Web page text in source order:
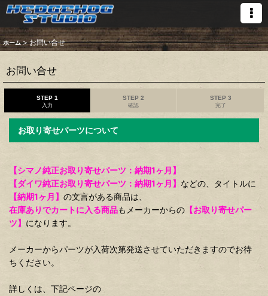
ホーム > お問い合せ
お問い合せ
STEP 1
入力
STEP 2
確認
STEP 3
完了
お取り寄せパーツについて
【シマノ純正お取り寄せパーツ：納期1ヶ月】
【ダイワ純正お取り寄せパーツ：納期1ヶ月】 などの、タイトルに
【納期1ヶ月】 の文言がある商品は、
在庫ありでカートに入る商品もメーカーからの 【お取り寄せパー
ツ】 になります。
メーカーからパーツが入荷次第発送させていただきますのでお待
ちください。
詳しくは、下記ページの